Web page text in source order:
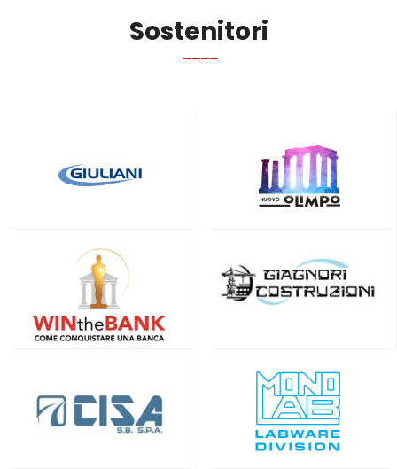
Sostenitori